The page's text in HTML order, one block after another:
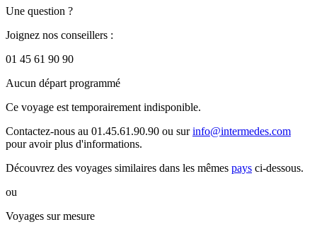
Une question ?
Joignez nos conseillers :
01 45 61 90 90
Aucun départ programmé
Ce voyage est temporairement indisponible.
Contactez-nous au 01.45.61.90.90 ou surinfo@intermedes.com
pour avoir plus d'informations.
Découvrez des voyages similaires dans les mêmes pays ci-dessous.
ou
Voyages sur mesure